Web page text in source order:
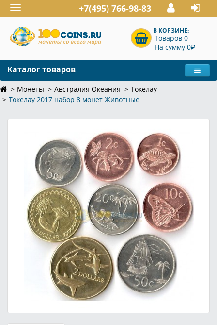
Toggle
navigation
+7(495) 766-98-83
В КОРЗИНЕ:
Товаров 0
На сумму 0P
Каталог товаров
Монеты Австралия Океания
Токелау
Токелау 2017 набор 8 монет Животные